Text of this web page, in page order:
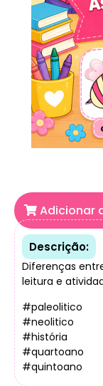
Adicionar
Descrição:
Diferenças
leitura e
#paleolitico
#neolitico
#história
#quartoano
#quintoano